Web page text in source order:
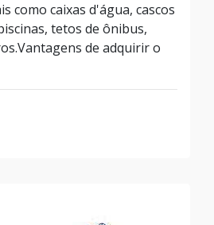
como caixas d'água, cascos
tetos de ônibus,
de adquirir o